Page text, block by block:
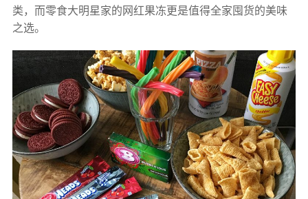
类，而零食大明星家的网红果冻更是值得全家囤货的美味
之选。